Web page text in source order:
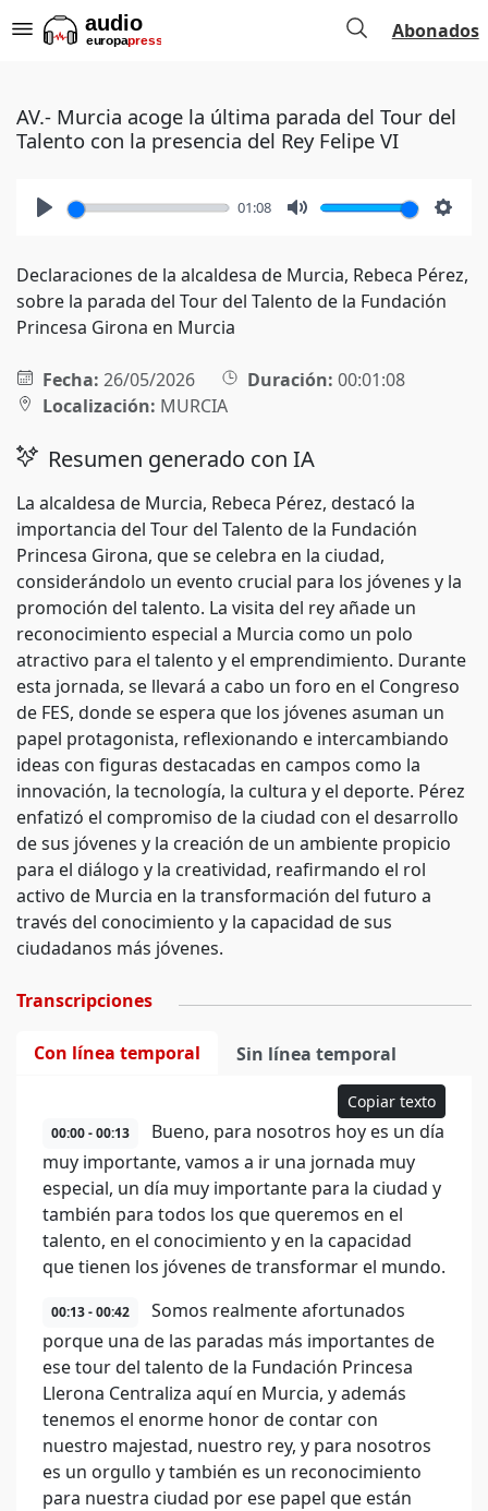
Abonados
AV.- Murcia acoge la última parada del Tour del
Talento con la presencia del Rey Felipe VI
01:08
Declaraciones de la alcaldesa de Murcia, Rebeca Pérez,
sobre la parada del Tour del Talento de la Fundación
Princesa Girona en Murcia
Fecha: 26/05/2026 Duración: 00:01:08
Localización: MURCIA
Resumen generado con IA
La alcaldesa de Murcia, Rebeca Pérez, destacó la
importancia del Tour del Talento de la Fundación
Princesa Girona, que se celebra en la ciudad,
considerándolo un evento crucial para los jóvenes y la
promoción del talento. La visita del rey añade un
reconocimiento especial a Murcia como un polo
atractivo para el talento y el emprendimiento. Durante
esta jornada, se llevará a cabo un foro en el Congreso
de FES, donde se espera que los jóvenes asuman un
papel protagonista, reflexionando e intercambiando
ideas con figuras destacadas en campos como la
innovación, la tecnología, la cultura y el deporte. Pérez
enfatizó el compromiso de la ciudad con el desarrollo
de sus jóvenes y la creación de un ambiente propicio
para el diálogo y la creatividad, reafirmando el rol
activo de Murcia en la transformación del futuro a
través del conocimiento y la capacidad de sus
ciudadanos más jóvenes.
Transcripciones
Con línea temporal Sin línea temporal
Copiar texto
00:00 - 00:13
Bueno, para nosotros hoy es un día
muy importante, vamos a ir una jornada muy
especial, un día muy importante para la ciudad y
también para todos los que queremos en el
talento, en el conocimiento y en la capacidad
que tienen los jóvenes de transformar el mundo.
00:13 - 00:42
Somos realmente afortunados
porque una de las paradas más importantes de
ese tour del talento de la Fundación Princesa
Llerona Centraliza aquí en Murcia, y además
tenemos el enorme honor de contar con
nuestro majestad, nuestro rey, y para nosotros
es un orgullo y también es un reconocimiento
para nuestra ciudad por ese papel que están